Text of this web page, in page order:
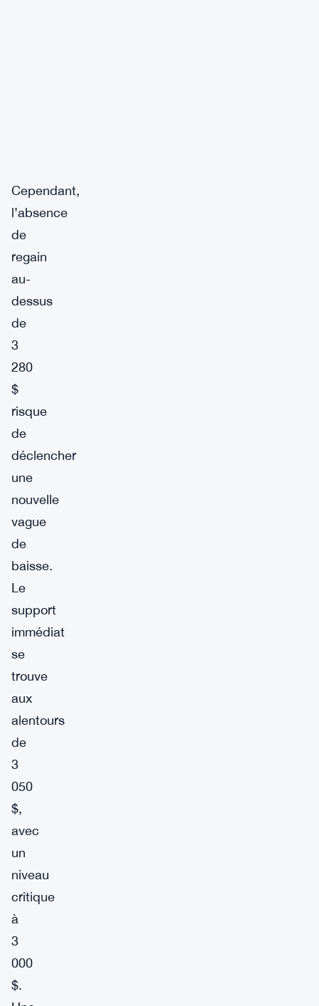
Cependant,
l’absence
de
regain
au-
dessus
de
3
280
$
risque
de
déclencher
une
nouvelle
vague
de
baisse.
Le
support
immédiat
se
trouve
aux
alentours
de
3
050
$,
avec
un
niveau
critique
à
3
000
$.